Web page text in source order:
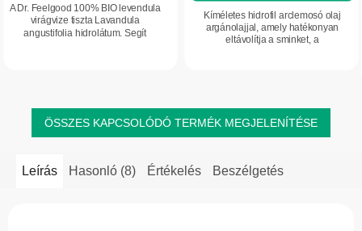
A Dr. Feelgood 100% BIO levendula
virágvize tiszta Lavandula
angustifolia hidrolátum. Segít
Kíméletes hidrofil arclemosó olaj
argánolajjal, amely hatékonyan
eltávolítja a sminket, a
ÖSSZES KAPCSOLÓDÓ TERMÉK MEGJELENÍTÉSE
Leírás Hasonló (8) Értékelés Beszélgetés